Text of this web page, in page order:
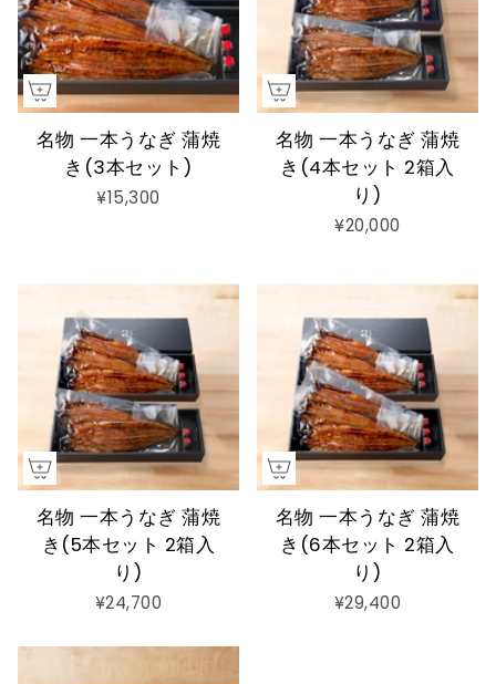
名物 一本うなぎ 蒲焼
き(3本セット)
¥15,300
名物 一本うなぎ 蒲焼
き(4本セット 2箱入
り)
¥20,000
名物 一本うなぎ 蒲焼
き(5本セット 2箱入
り)
¥24,700
名物 一本うなぎ 蒲焼
き(6本セット 2箱入
り)
¥29,400